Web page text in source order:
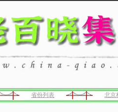
省份列表 北京